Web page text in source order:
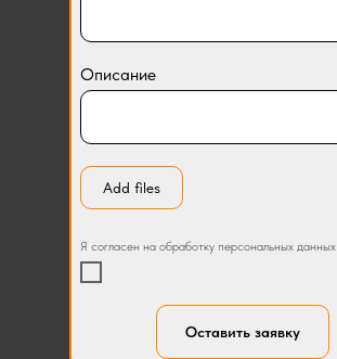
Описание
Add files
Я согласен на обработку персональных данных
Оставить заявку